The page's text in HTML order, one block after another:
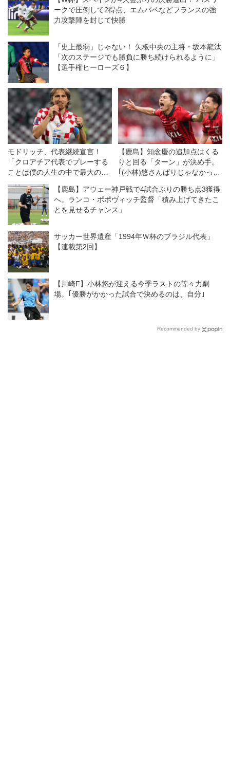
ークで圧倒して2得点、エムバペなどフランスの強
力攻撃陣を封じて快勝
「史上最弱」じゃない！ 矢板中央の主将・坂本龍汰
「次のステージでも勝負に勝ち続けられるように」
【選手権ヒーローズ６】
モドリッチ、代表継続宣言！
「クロアチア代表でプレーする
ことは僕の人生の中で最大の誇
り」【Ｗ杯】
【鹿島】知念慶の追加点はくる
りと回る「ターン」が決め手。
｢(小林)悠さんばりじゃなかった
【鹿島】アウェー神戸戦で4試合ぶりの勝ち点3獲得
へ。ランコ・ポポヴィッチ監督「積み上げてきたこ
とを見せるチャンス」
サッカー世界遺産「1994年Ｗ杯のブラジル代表」
【連載第2回】
【川崎F】小林悠が迎える今季ラストの等々力劇
場。｢優勝がかかった試合で決めるのは、自分｣
Recommended by